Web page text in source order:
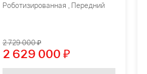
Роботизированная , Передний
2 729 000 ₽
2 629 000 ₽